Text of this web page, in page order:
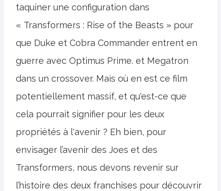
taquiner une configuration dans
« Transformers : Rise of the Beasts » pour
que Duke et Cobra Commander entrent en
guerre avec Optimus Prime. et Megatron
dans un crossover. Mais où en est ce film
potentiellement massif, et qu'est-ce que
cela pourrait signifier pour les deux
propriétés à l'avenir ? Eh bien, pour
envisager l’avenir des Joes et des
Transformers, nous devons revenir sur
l’histoire des deux franchises pour découvrir